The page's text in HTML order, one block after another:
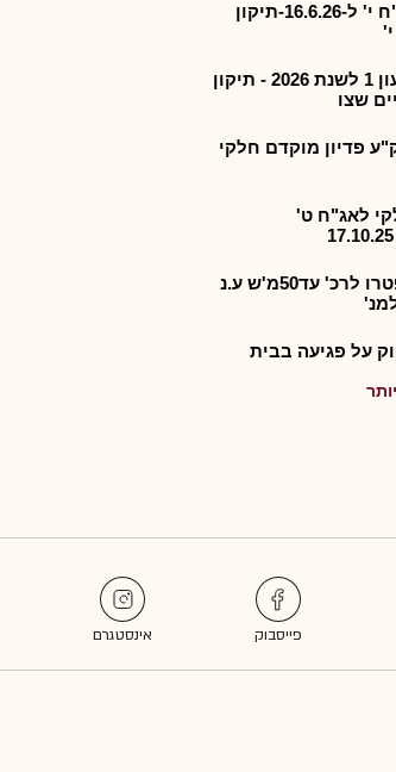
פטרו-זימון אסיפת אג"ח י' ל-16.6.26-תיקון
פטרוכימיים - דוח רבעון 1 לשנת 2026 - תיקון
שצו
פדיון מוקדם חלקי
לאג"ח ט'
מפרט ה.רכש מטעם פטרו לרכ' עד50מ'ש ע.נ
על פגיעה בבית